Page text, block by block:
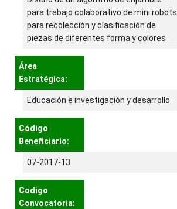
para trabajo colaborativo de mini robots
para recolección y clasificación de
piezas de diferentes forma y colores
Área
Estratégica:
Educación e investigación y desarrollo
Código
Beneficiario:
07-2017-13
Codigo
Convocatoria: